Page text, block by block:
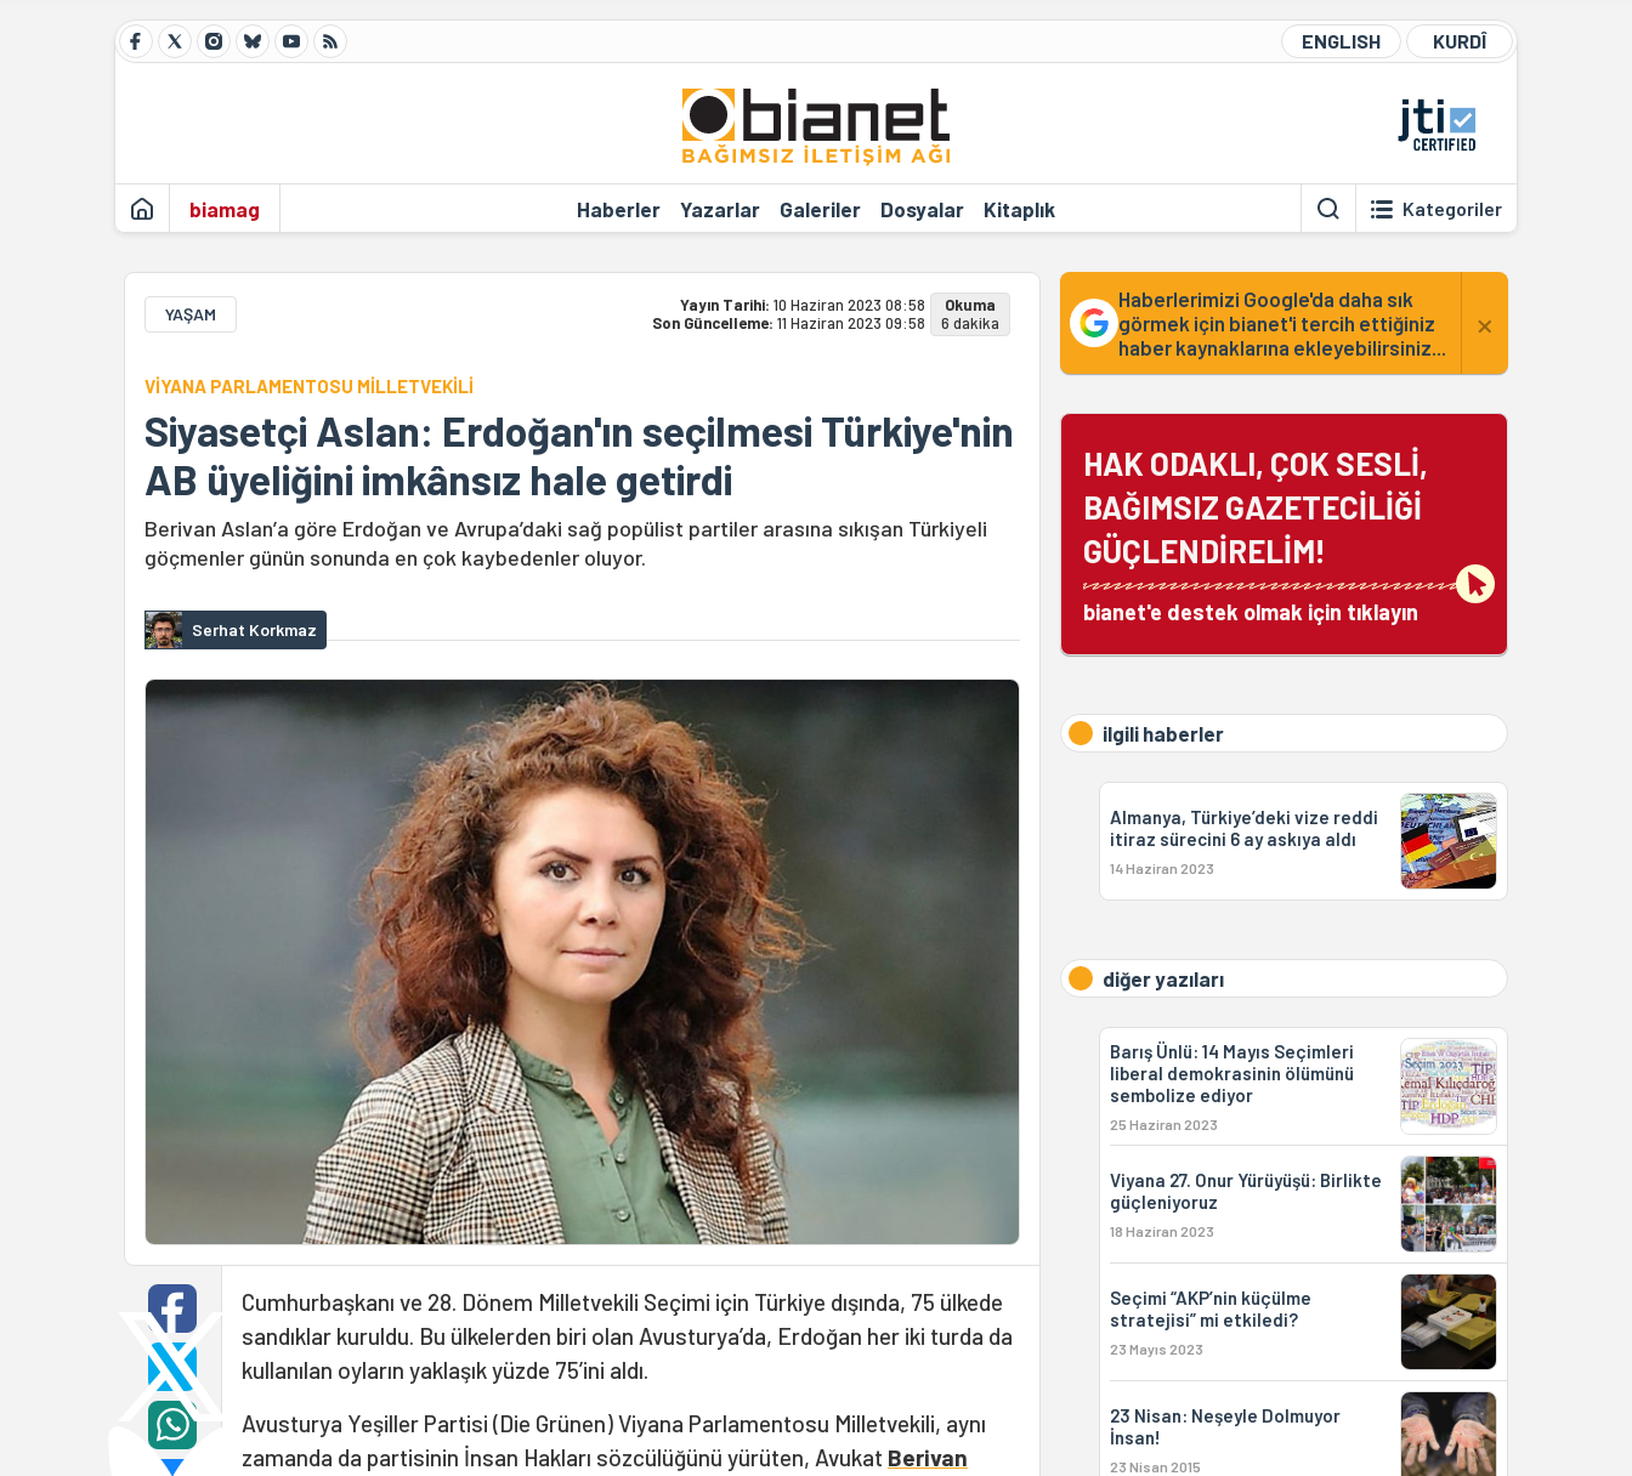
ENGLISH KURDÎ
biamag Haberler Yazarlar Galeriler Dosyalar Kitaplık Kategoriler
YAŞAM Yayın Tarihi: 10 Haziran 2023 08:58
Son Güncelleme: 11 Haziran 2023 09:58
Okuma
6 dakika
VİYANA PARLAMENTOSU MİLLETVEKİLİ
Siyasetçi Aslan: Erdoğan'ın seçilmesi Türkiye'nin
AB üyeliğini imkânsız hale getirdi
Berivan Aslan’a göre Erdoğan ve Avrupa’daki sağ popülist partiler arasına sıkışan Türkiyeli
göçmenler günün sonunda en çok kaybedenler oluyor.
Serhat Korkmaz
Cumhurbaşkanı ve 28. Dönem Milletvekili Seçimi için Türkiye dışında, 75 ülkede
sandıklar kuruldu. Bu ülkelerden biri olan Avusturya’da, Erdoğan her iki turda da
kullanılan oyların yaklaşık yüzde 75’ini aldı.
Avusturya Yeşiller Partisi (Die Grünen) Viyana Parlamentosu Milletvekili, aynı
zamanda da partisinin İnsan Hakları sözcülüğünü yürüten, Avukat Berivan
Haberlerimizi Google'da daha sık
görmek için bianet'i tercih ettiğiniz
haber kaynaklarına ekleyebilirsiniz...
×
HAK ODAKLI, ÇOK SESLİ,
BAĞIMSIZ GAZETECİLİĞİ
GÜÇLENDİRELİM!
bianet'e destek olmak için tıklayın
ilgili haberler
Almanya, Türkiye’deki vize reddi
itiraz sürecini 6 ay askıya aldı
14 Haziran 2023
diğer yazıları
Barış Ünlü: 14 Mayıs Seçimleri
liberal demokrasinin ölümünü
sembolize ediyor
25 Haziran 2023
Viyana 27. Onur Yürüyüşü: Birlikte
güçleniyoruz
18 Haziran 2023
Seçimi “AKP’nin küçülme
stratejisi” mi etkiledi?
23 Mayıs 2023
23 Nisan: Neşeyle Dolmuyor
İnsan!
23 Nisan 2015